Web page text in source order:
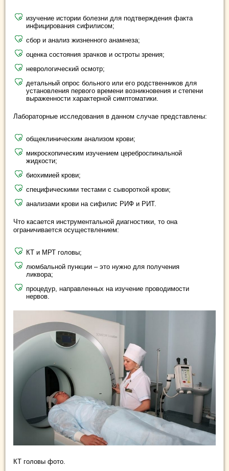
изучение истории болезни для подтверждения факта
инфицирования сифилисом;
сбор и анализ жизненного анамнеза;
оценка состояния зрачков и остроты зрения;
неврологический осмотр;
детальный опрос больного или его родственников для
установления первого времени возникновения и степени
выраженности характерной симптоматики.
Лабораторные исследования в данном случае представлены:
общеклиническим анализом крови;
микроскопическим изучением цереброспинальной
жидкости;
биохимией крови;
специфическими тестами с сывороткой крови;
анализами крови на сифилис РИФ и РИТ.
Что касается инструментальной диагностики, то она
ограничивается осуществлением:
КТ и МРТ головы;
люмбальной пункции – это нужно для получения
ликвора;
процедур, направленных на изучение проводимости
нервов.
КТ головы фото.